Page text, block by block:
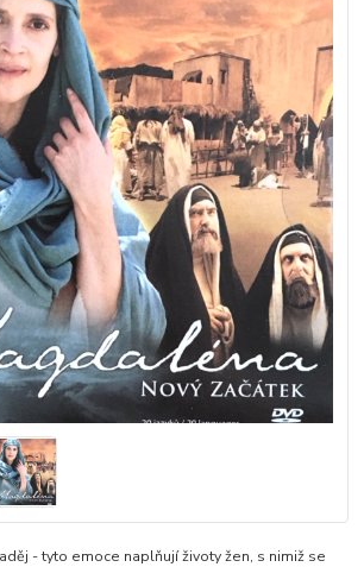
- tyto emoce naplňují životy žen, s nimiž se